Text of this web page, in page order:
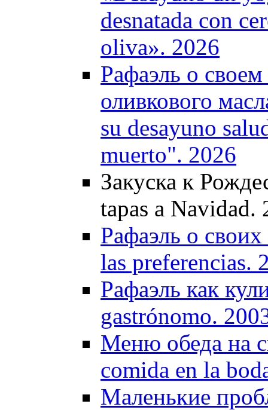
desnatada con
oliva». 2026
Рафаэль о
оливкового
su desayuno
muerto". 2026
Закуска к
tapas a Navidad.
Рафаэль о
las preferencias.
Рафаэль как
gastrónomo.
Меню обеда на
comida en la
Маленькие